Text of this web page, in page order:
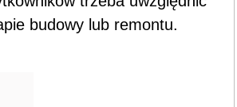
budowy lub remontu.